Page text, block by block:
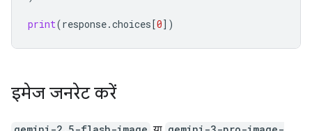
print(response.choices[0])
इमेज जनरेट करें